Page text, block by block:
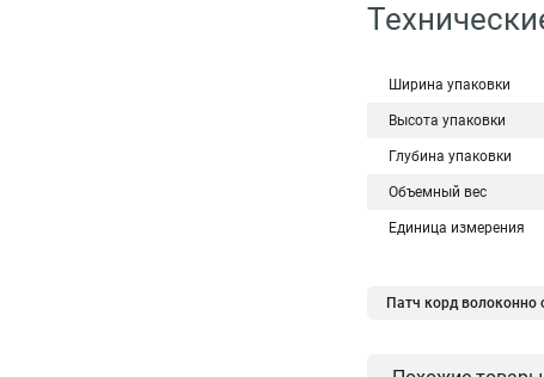
Ширина упаковки
Высота упаковки
Глубина упаковки
Объемный вес
Единица измерения
Патч корд волоконно